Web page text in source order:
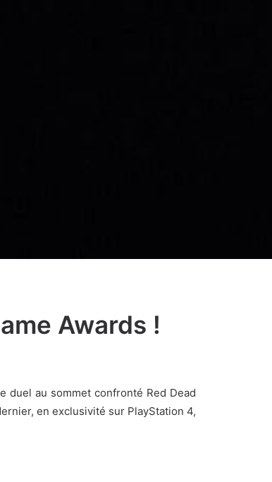
Awards !
duel au sommet confronté Red Dead
en exclusivité sur PlayStation 4,